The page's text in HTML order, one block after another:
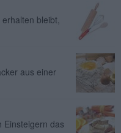
bleibt,
aus einer
Einsteigern das